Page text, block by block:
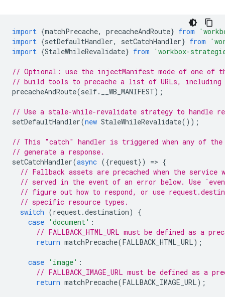
import {matchPrecache, precacheAndRoute} from
import {setDefaultHandler, setCatchHandler} from
import {StaleWhileRevalidate} from 'workbox-
// Optional: use the injectManifest mode of one of
// build tools to precache a list of URLs, including
precacheAndRoute(self. __WB_MANIFEST);
// Use a stale-while-revalidate strategy to handle
setDefaultHandler(new StaleWhileRevalidate());
// This "catch" handler is triggered when any of
// generate a response.
setCatchHandler(async ({request}) => {
// Fallback assets are precached when the
// served in the event of an error below. Use
// figure out how to respond, or use
// specific resource types.
switch (request.destination)
{
case 'document' :
// FALLBACK_HTML_URL must be defined as a
return matchPrecache(FALLBACK_HTML_URL);
case 'image' :
// FALLBACK_IMAGE_URL must be defined as a
return matchPrecache(FALLBACK_IMAGE_URL);